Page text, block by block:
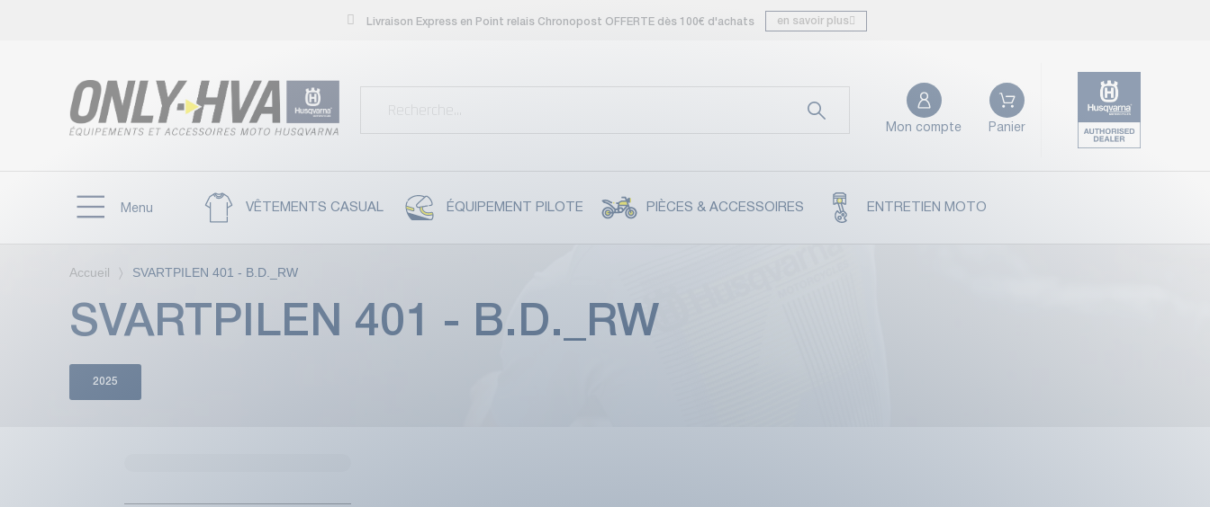
Livraison Express en Point relais Chronopost OFFERTE dès 100€ d'achats en savoir plus
Mon compte Panier
Menu VÊTEMENTS CASUAL ÉQUIPEMENT PILOTE PIÈCES & ACCESSOIRES ENTRETIEN MOTO
Accueil SVARTPILEN 401 - B.D._RW
SVARTPILEN 401 - B.D._RW
2025